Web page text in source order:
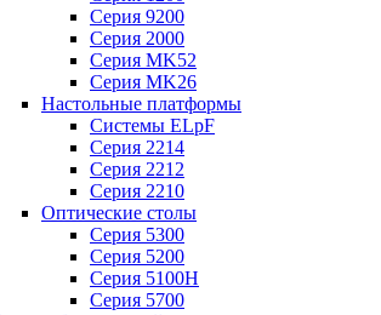
Серия 9200
Серия 2000
Серия MK52
Серия MK26
Настольные платформы
Системы ELpF
Серия 2214
Серия 2212
Серия 2210
Оптические столы
Серия 5300
Серия 5200
Серия 5100H
Серия 5700